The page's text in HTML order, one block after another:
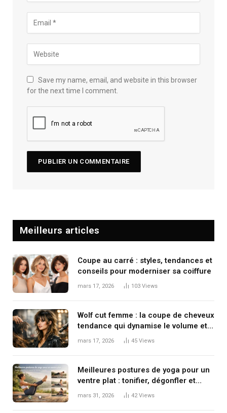
Save my name, email, and website in this browser
for the next time I comment.
Meilleurs articles
Coupe au carré : styles, tendances et
conseils pour moderniser sa coiffure
mars 17, 2026 103 Views
Wolf cut femme : la coupe de cheveux
tendance qui dynamise le volume et
le mouvement
mars 17, 2026 45 Views
Meilleures postures de yoga pour un
ventre plat : tonifier, dégonfler et
renforcer en douceur
mars 31, 2026 42Views